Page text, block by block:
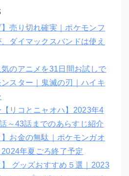
】売り切れ確実｜ポケモンフ
ダイマックスバンドは使え
気のアニメを31日間お試しで
スター｜鬼滅の刃｜ハイキ
リコとニャオハ】2023年4
～43話までのあらすじ紹介
】お金の無駄｜ポケモンガオ
年夏ごろ終了予定
】 グッズおすすめ５選｜2023